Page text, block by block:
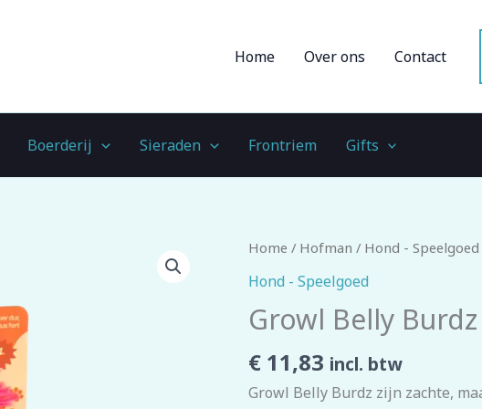
Home Over ons Contact
Boerderij Sieraden Frontriem Gifts
Home / Hofman / Hond - Speelgoed
Hond - Speelgoed
Growl Belly
€ 11,83 incl. btw
Growl Belly Burdz zijn zachte,
Growl
Belly
Fione
Flamingo
aantal